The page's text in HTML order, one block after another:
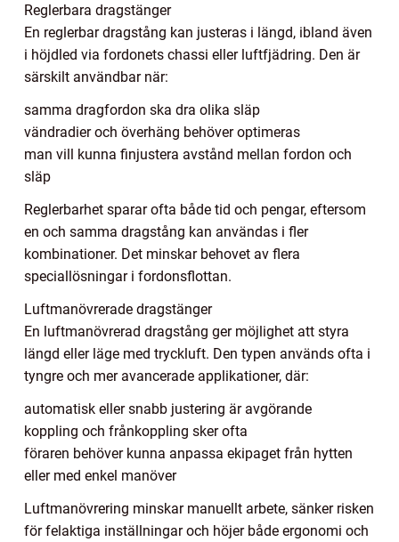
Reglerbara dragstänger
En reglerbar dragstång kan justeras i längd, ibland även
i höjdled via fordonets chassi eller luftfjädring. Den är
särskilt användbar när:
samma dragfordon ska dra olika släp
vändradier och överhäng behöver optimeras
man vill kunna finjustera avstånd mellan fordon och
släp
Reglerbarhet sparar ofta både tid och pengar, eftersom
en och samma dragstång kan användas i fler
kombinationer. Det minskar behovet av flera
speciallösningar i fordonsflottan.
Luftmanövrerade dragstänger
En luftmanövrerad dragstång ger möjlighet att styra
längd eller läge med tryckluft. Den typen används ofta i
tyngre och mer avancerade applikationer, där:
automatisk eller snabb justering är avgörande
koppling och frånkoppling sker ofta
föraren behöver kunna anpassa ekipaget från hytten
eller med enkel manöver
Luftmanövrering minskar manuellt arbete, sänker risken
för felaktiga inställningar och höjer både ergonomi och